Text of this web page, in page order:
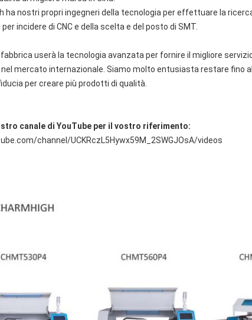
ha nostri propri ingegneri della tecnologia per effettuare la
incidere di CNC e della scelta e del posto di SMT.
userà la tecnologia avanzata per fornire il migliore
mercato internazionale. Siamo molto entusiasta restare fino
per creare più prodotti di qualità.
canale di YouTube per il vostro riferimento:
channel/UCKRczL5Hywx59M_2SWGJOsA/videos